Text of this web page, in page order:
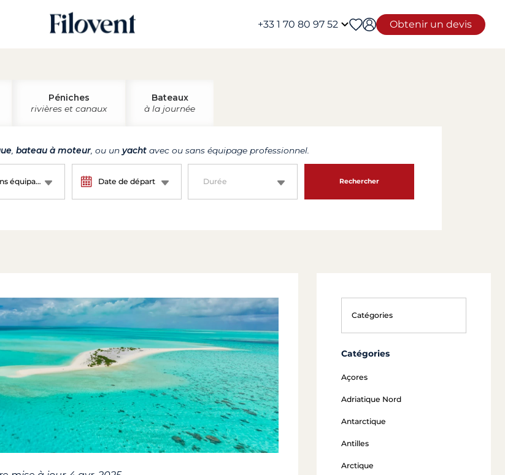
+33 1 70 80 97 52 Obtenir un devis
Péniches
rivières et canaux
Bateaux
à la journée
bateau à moteur , ou un yacht avec ou sans équipage professionnel.
Avec ou sans équipage ? Date de départ Durée Rechercher
Catégories
Açores
Adriatique Nord
Antarctique
Antilles
Arctique